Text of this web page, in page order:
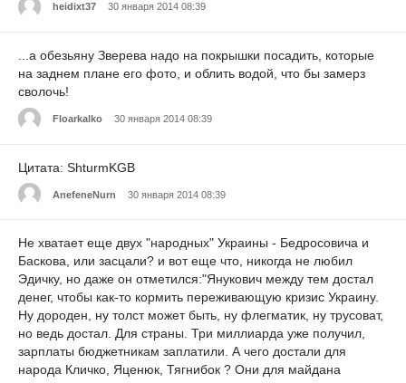
heidixt37 30 января 2014 08:39
...а обезьяну Зверева надо на покрышки посадить, которые
на заднем плане его фото, и облить водой, что бы замерз
сволочь!
Floarkalko 30 января 2014 08:39
Цитата: ShturmKGB
AnefeneNurn 30 января 2014 08:39
Не хватает еще двух "народных" Украины - Бедросовича и
Баскова, или засцали? и вот еще что, никогда не любил
Эдичку, но даже он отметился:"Янукович между тем достал
денег, чтобы как-то кормить переживающую кризис Украину.
Ну дороден, ну толст может быть, ну флегматик, ну трусоват,
но ведь достал. Для страны. Три миллиарда уже получил,
зарплаты бюджетникам заплатили. А чего достали для
народа Кличко, Яценюк, Тягнибок ? Они для майдана